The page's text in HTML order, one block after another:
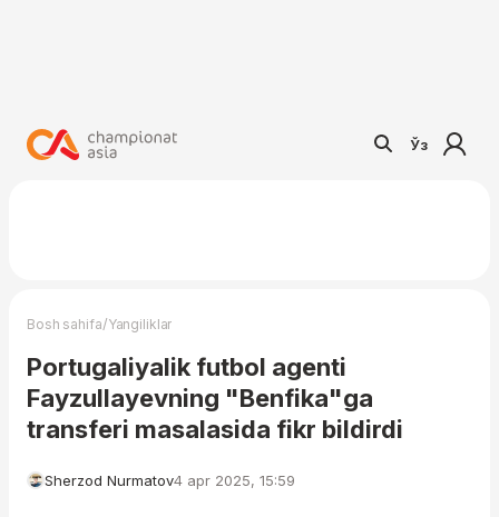
Ўз
Bosh sahifa/Yangiliklar
Portugaliyalik futbol agenti
Fayzullayevning "Benfika"ga
transferi masalasida fikr bildirdi
Sherzod Nurmatov4 apr 2025, 15:59